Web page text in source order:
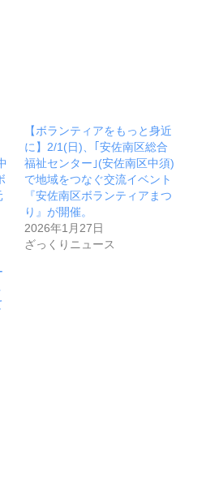
【ボランティアをもっと身近
に】2/1(日)、｢安佐南区総合
福祉センター｣(安佐南区中須)
で地域をつなぐ交流イベント
『安佐南区ボランティアまつ
り』が開催。
2026年1月27日
ざっくりニュース